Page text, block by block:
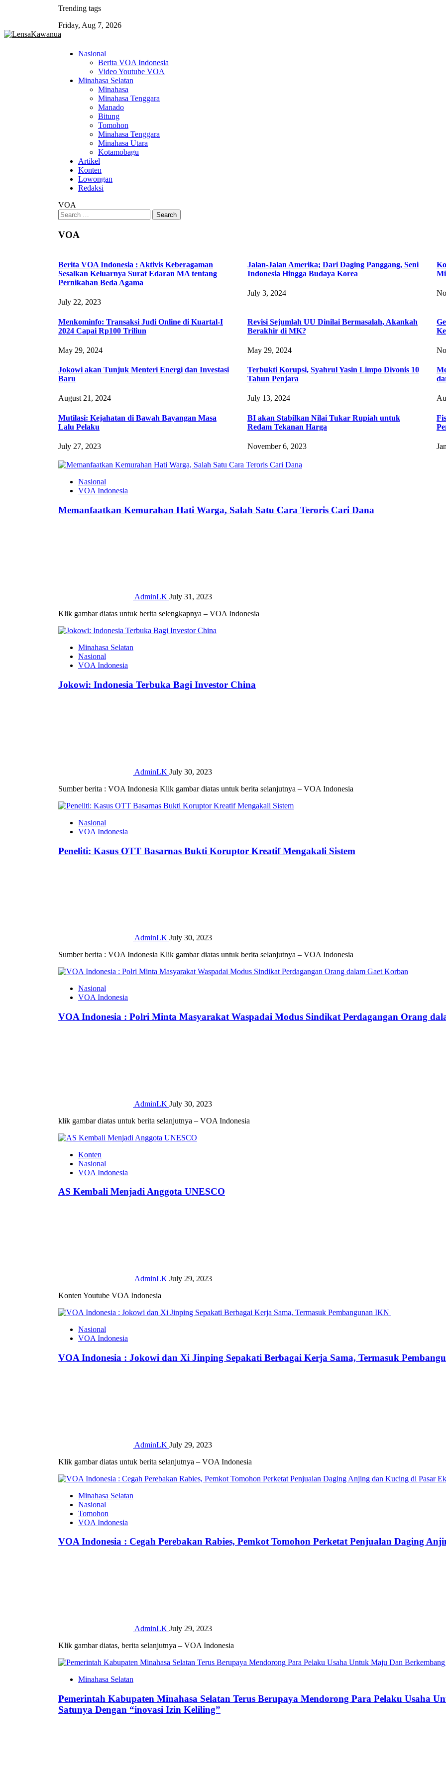
Trending tags
Friday, Aug 7, 2026
Nasional
Berita VOA Indonesia
Video Youtube VOA
Minahasa Selatan
Minahasa
Minahasa Tenggara
Manado
Bitung
Tomohon
Minahasa Tenggara
Minahasa Utara
Kotamobagu
Artikel
Konten
Lowongan
Redaksi
VOA
Search
for:
VOA
Berita VOA Indonesia : Aktivis Keberagaman
Sesalkan Keluarnya Surat Edaran MA tentang
Pernikahan Beda Agama
July 22, 2023
Jalan-Jalan Amerika; Dari Daging Panggang, Seni
Indonesia Hingga Budaya Korea
July 3, 2024
Menkominfo: Transaksi Judi Online di Kuartal-I
2024 Capai Rp100 Triliun
May 29, 2024
Revisi Sejumlah UU Dinilai Bermasalah, Akankah
Berakhir di MK?
May 29, 2024
Jokowi akan Tunjuk Menteri Energi dan Investasi
Baru
August 21, 2024
Terbukti Korupsi, Syahrul Yasin Limpo Divonis 10
Tahun Penjara
July 13, 2024
Mutilasi: Kejahatan di Bawah Bayangan Masa
Lalu Pelaku
July 27, 2023
BI akan Stabilkan Nilai Tukar Rupiah untuk
Redam Tekanan Harga
November 6, 2023
Nasional
VOA Indonesia
Memanfaatkan Kemurahan Hati Warga, Salah Satu Cara Teroris Cari Dana
AdminLK July 31, 2023
Klik gambar diatas untuk berita selengkapnya – VOA Indonesia
Minahasa Selatan
Nasional
VOA Indonesia
Jokowi: Indonesia Terbuka Bagi Investor China
AdminLK July 30, 2023
Sumber berita : VOA Indonesia Klik gambar diatas untuk berita selanjutnya – VOA Indonesia
Nasional
VOA Indonesia
Peneliti: Kasus OTT Basarnas Bukti Koruptor Kreatif Mengakali Sistem
AdminLK July 30, 2023
Sumber berita : VOA Indonesia Klik gambar diatas untuk berita selanjutnya – VOA Indonesia
Nasional
VOA Indonesia
VOA Indonesia : Polri Minta Masyarakat Waspadai Modus Sindikat Perdagangan Orang
AdminLK July 30, 2023
klik gambar diatas untuk berita selanjutnya – VOA Indonesia
Konten
Nasional
VOA Indonesia
AS Kembali Menjadi Anggota UNESCO
AdminLK July 29, 2023
Konten Youtube VOA Indonesia
Nasional
VOA Indonesia
VOA Indonesia : Jokowi dan Xi Jinping Sepakati Berbagai Kerja Sama, Termasuk
AdminLK July 29, 2023
Klik gambar diatas untuk berita selanjutnya – VOA Indonesia
Minahasa Selatan
Nasional
Tomohon
VOA Indonesia
VOA Indonesia : Cegah Perebakan Rabies, Pemkot Tomohon Perketat Penjualan Daging
AdminLK July 29, 2023
Klik gambar diatas, berita selanjutnya – VOA Indonesia
Minahasa Selatan
Pemerintah Kabupaten Minahasa Selatan Terus Berupaya Mendorong Para Pelaku Usaha
Satunya Dengan “inovasi Izin Keliling”